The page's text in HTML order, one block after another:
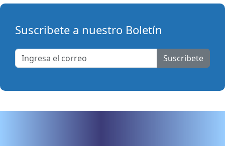
Suscribete a nuestro Boletín
Suscribete